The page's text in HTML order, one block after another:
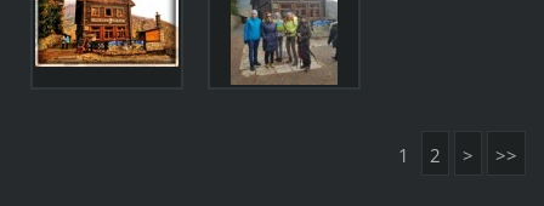
1 2 > >>